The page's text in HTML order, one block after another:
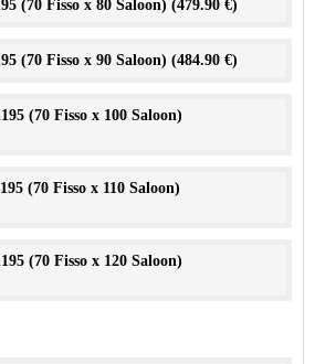
(70 Fisso x 80 Saloon) (479.90 €)
(70 Fisso x 90 Saloon) (484.90 €)
(70 Fisso x 100 Saloon)
(70 Fisso x 110 Saloon)
(70 Fisso x 120 Saloon)